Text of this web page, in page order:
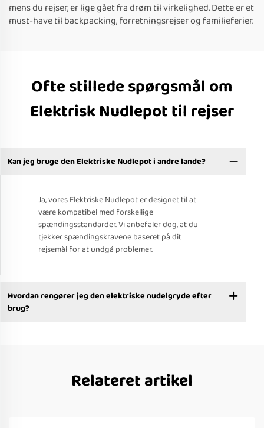
mens du rejser, er lige gået fra drøm til virkelighed. Dette er et
must-have til backpacking, forretningsrejser og familieferier.
Ofte stillede spørgsmål om
Elektrisk Nudlepot til rejser
Kan jeg bruge den Elektriske Nudlepot i andre lande?
Ja, vores Elektriske Nudlepot er designet til at
være kompatibel med forskellige
spændingsstandarder. Vi anbefaler dog, at du
tjekker spændingskravene baseret på dit
rejsemål for at undgå problemer.
Hvordan rengører jeg den elektriske nudelgryde efter
brug?
Relateret artikel